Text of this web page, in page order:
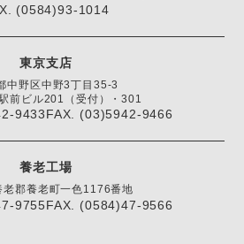
(0584)93-1014
東京支店
中野区中野3丁目35-3
前ビル201（受付）・301
9433FAX. (03)5942-9466
養老工場
老郡養老町一色1176番地
9755FAX. (0584)47-9566